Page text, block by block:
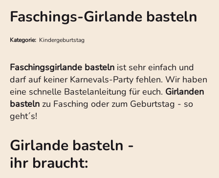
Faschings-Girlande basteln
Kategorie: Kindergeburtstag
Faschingsgirlande basteln ist sehr einfach und
darf auf keiner Karnevals-Party fehlen. Wir haben
eine schnelle Bastelanleitung für euch. Girlanden
basteln zu Fasching oder zum Geburtstag - so
geht´s!
Girlande basteln -
ihr braucht: